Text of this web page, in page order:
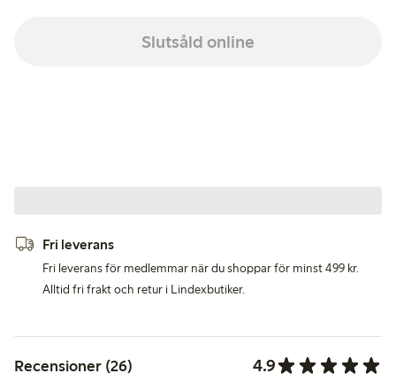
Slutsåld online
Fri leverans
Fri leverans för medlemmar när du shoppar för minst 499 kr.
Alltid fri frakt och retur i Lindexbutiker.
Recensioner (26) 4.9